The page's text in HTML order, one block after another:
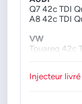
Q7 42c TDI
A8 42c TDI
VW
Touareg 42c
Injecteur